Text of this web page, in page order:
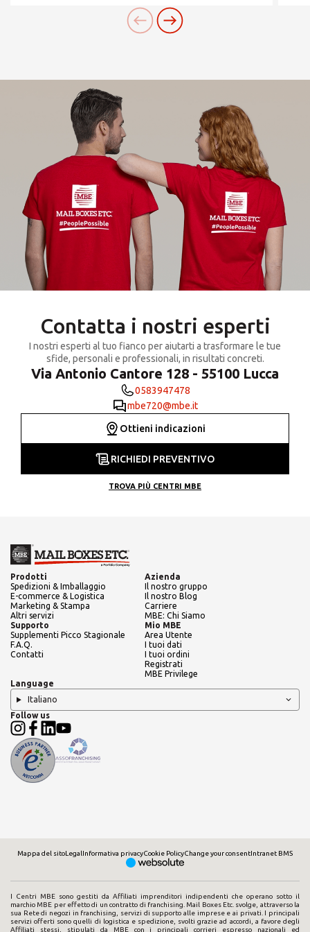
Contatta i nostri esperti
I nostri esperti al tuo fianco per aiutarti a trasformare le tue
sfide, personali e professionali, in risultati concreti.
Via Antonio Cantore 128 - 55100 Lucca
0583947478
mbe720@mbe.it
Ottieni indicazioni
RICHIEDI PREVENTIVO
TROVA PIÙ CENTRI MBE
Prodotti
Spedizioni & Imballaggio
E-commerce & Logistica
Marketing & Stampa
Altri servizi
Azienda
Il nostro gruppo
Il nostro Blog
Carriere
MBE: Chi Siamo
Supporto
Supplementi Picco Stagionale
F.A.Q.
Contatti
Mio MBE
Area Utente
I tuoi dati
I tuoi ordini
Registrati
MBE Privilege
Language
Italiano
Follow us
Mappa del sitoLegalInformativa privacyCookie PolicyChange your consentIntranet BMS
I Centri MBE sono gestiti da Affiliati imprenditori indipendenti che operano sotto il
marchio MBE per effetto di un contratto di franchising. Mail Boxes Etc. svolge, attraverso la
sua Rete di negozi in franchising, servizi di supporto alle imprese e ai privati. I principali
servizi offerti sono quelli di logistica e spedizione, svolti grazie ad accordi, a favore degli
Affiliati stessi, stipulati da MBE con i principali corrieri espresso nazionali ed
Cerchi un'alternativa?
Oppure puoiaprire un Centro MBEnella Tua